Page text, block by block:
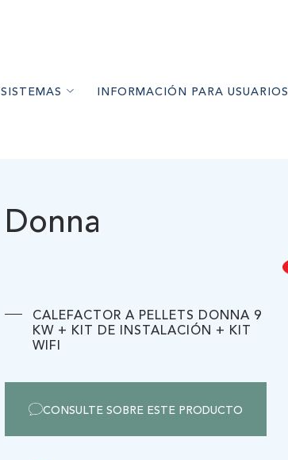
SISTEMAS INFORMACIÓN PARA USUARIOS
RECOMENDACIONES DE USUARIOS
Donna
CALEFACTOR A PELLETS DONNA 9
KW + KIT DE INSTALACIÓN + KIT
WIFI
CONSULTE SOBRE ESTE PRODUCTO